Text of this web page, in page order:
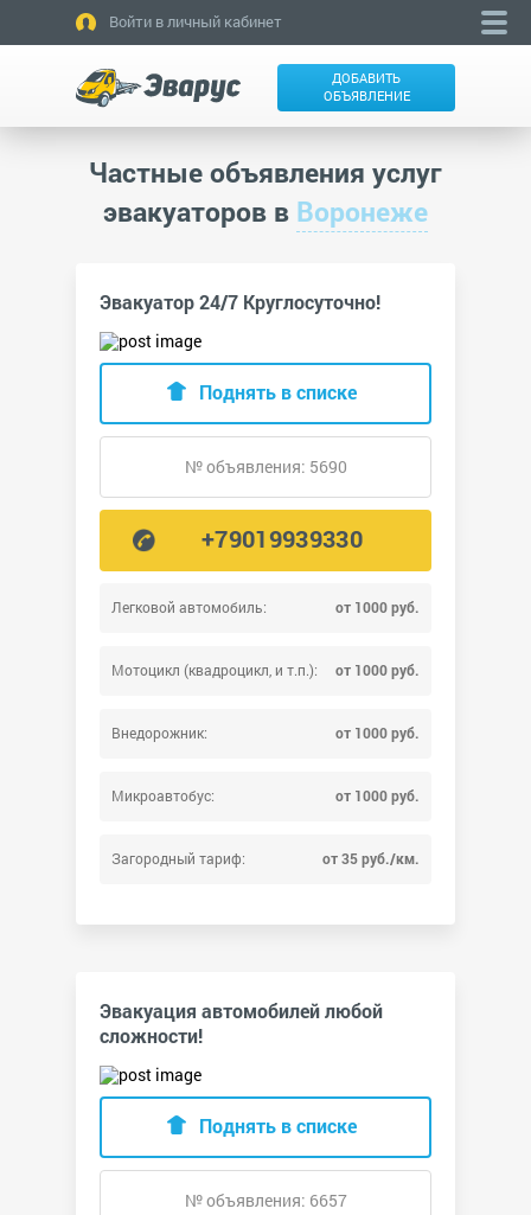
Войти в личный кабинет
ДОБАВИТЬ
ОБЪЯВЛЕНИЕ
Частные объявления услуг
эвакуаторов в Воронеже
Эвакуатор 24/7 Круглосуточно!
Легковой автомобиль: от 1000 руб.
Мотоцикл (квадроцикл, и т.п.): от 1000 руб.
Внедорожник: от 1000 руб.
Микроавтобус: от 1000 руб.
Загородный тариф: от 35 руб./км.
Поднять в списке
№ объявления: 5690
+79019939330
Эвакуация автомобилей любой
сложности!
Поднять в списке
№ объявления: 6657